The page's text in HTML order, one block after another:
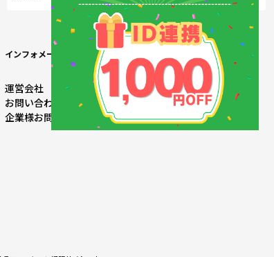
インフォメーション
運営会社
ご利用規約
お問い合わせ
特定商取引法に基づく表記
企業様お問い合わせ
個人情報の取り扱い